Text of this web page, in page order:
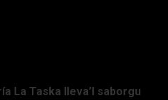
La Taska lleva’l saborgu